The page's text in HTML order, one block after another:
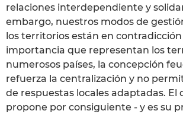
relaciones interdependiente y
embargo, nuestros modos de
los territorios están en contradicción
importancia que representan los
numerosos países, la concepción
refuerza la centralización y no
de respuestas locales adaptadas. El
propone por consiguiente - y es su